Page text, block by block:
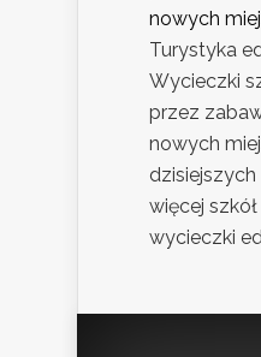
nowych
Turystyka
Wycieczki
przez
nowych
więcej
wycieczki